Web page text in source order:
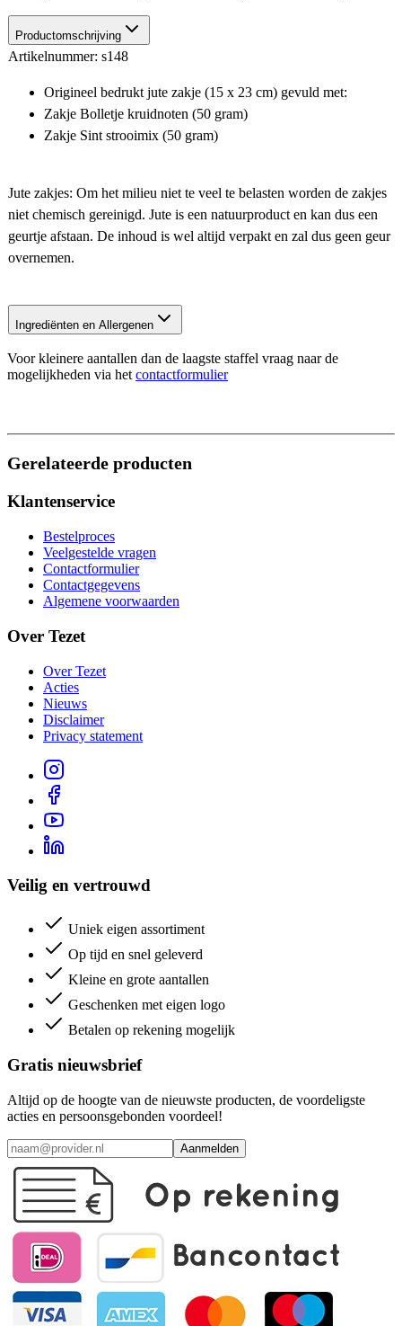
Productomschrijving
Artikelnummer: s148
Origineel bedrukt jute zakje (15 x 23 cm) gevuld met:
Zakje Bolletje kruidnoten (50 gram)
Zakje Sint strooimix (50 gram)
Jute zakjes: Om het milieu niet te veel te belasten worden de zakjes
niet chemisch gereinigd. Jute is een natuurproduct en kan dus een
geurtje afstaan. De inhoud is wel altijd verpakt en zal dus geen geur
overnemen.
Ingrediënten en Allergenen
Voor kleinere aantallen dan de laagste staffel vraag naar de
mogelijkheden via hetcontactformulier
Gerelateerde producten
Klantenservice
Bestelproces
Veelgestelde vragen
Contactformulier
Contactgegevens
Algemene voorwaarden
Over Tezet
Over Tezet
Acties
Nieuws
Disclaimer
Privacy statement
Veilig en vertrouwd
Uniek eigen assortiment
Op tijd en snel geleverd
Kleine en grote aantallen
Geschenken met eigen logo
Betalen op rekening mogelijk
Gratis nieuwsbrief
Altijd op de hoogte van de nieuwste producten, de voordeligste
acties en persoonsgebonden voordeel!
Aanmelden